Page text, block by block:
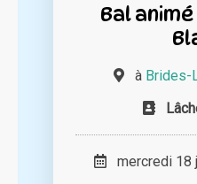
Bal
à Brides-
mercredi 18